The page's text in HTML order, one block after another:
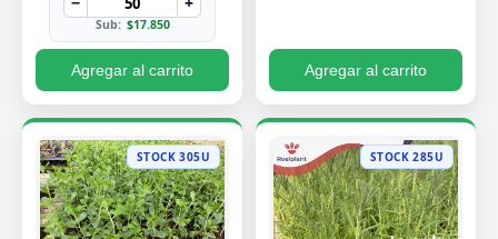
Sub: $17.850
Agregar al carrito Agregar al carrito
STOCK 305U STOCK 285U